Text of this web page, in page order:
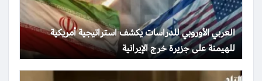
العربي الأوروبي للدراسات يكشف استراتيجية أمريكية
للهيمنة على جزيرة خرج الإيرانية